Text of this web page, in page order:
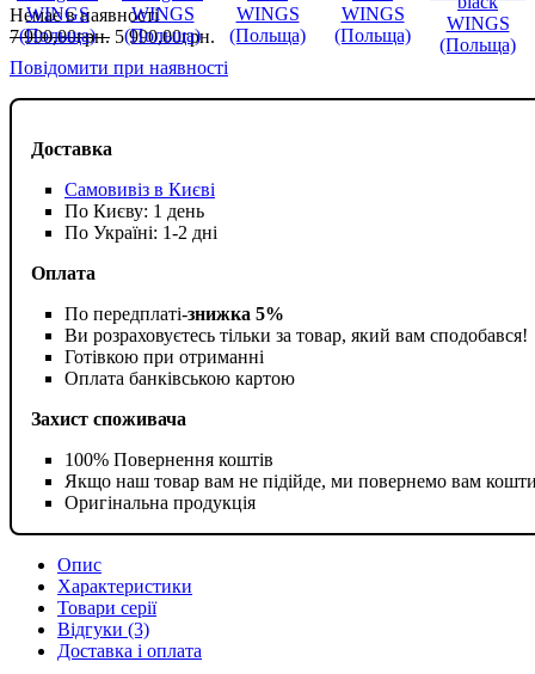
Доставка
Самовивіз в Києві
По Києву: 1 день
По Україні: 1-2 дні
Оплата
По передплаті-знижка 5%
Ви розраховуєтесь тільки за товар, який вам сподобався!
Готівкою при отриманні
Оплата банківською картою
Захист споживача
100% Повернення коштів
Якщо наш товар вам не підійде, ми повернемо вам
Оригінальна продукція
Немає в наявності
7 990,00грн. 5 990,00грн.
Повідомити при наявності
Опис
Характеристики
Товари серії
Відгуки (3)
Доставка і оплата